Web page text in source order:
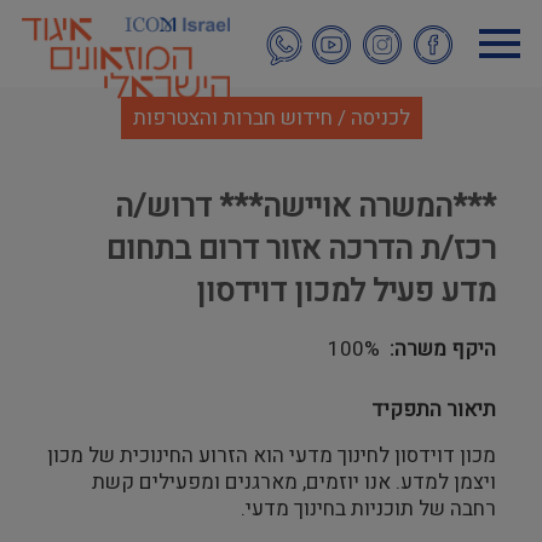
לתוכן
העיקרי
לכניסה / חידוש חברות והצטרפות
***המשרה אויישה*** דרוש/ה
רכז/ת הדרכה אזור דרום בתחום
מדע פעיל למכון דוידסון
היקף משרה 100%
תיאור התפקיד
מכון דוידסון לחינוך מדעי הוא הזרוע החינוכית של מכון
ויצמן למדע. אנו יוזמים, מארגנים ומפעילים קשת
רחבה של תוכניות בחינוך מדעי.